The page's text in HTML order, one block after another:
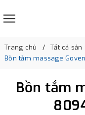
Trang chủ
Tất cả sản
Bồn tắm massage
Bồn tắm